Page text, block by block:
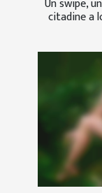
Un swipe,
citadine a